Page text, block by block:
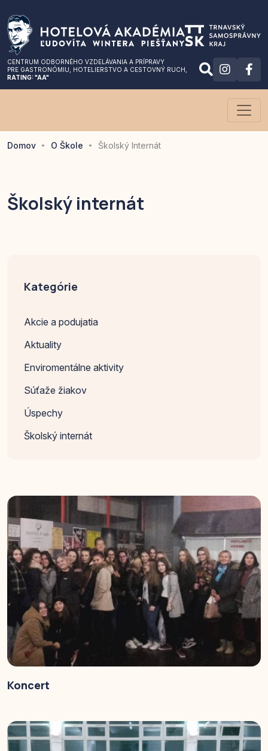
CENTRUM ODBORNÉHO VZDELÁVANIA A PRÍPRAVY
PRE GASTRONÓMIU , HOTELIERSTVO A CESTOVNÝ RUCH,
RATING: "AA"
Domov O Škole Školský Internát
Školský internát
Kategórie
Akcie a podujatia
Aktuality
Enviromentálne aktivity
Súťaže žiakov
Úspechy
Školský internát
Koncert